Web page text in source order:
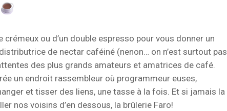
crémeux ou d’un double espresso pour vous donner un
de nectar caféiné (nenon… on n’est surtout pas
des plus grands amateurs et amatrices de café.
un endroit rassembleur où programmeur·euses,
et tisser des liens, une tasse à la fois. Et si jamais la
nos voisins d’en dessous, la brûlerie Faro!